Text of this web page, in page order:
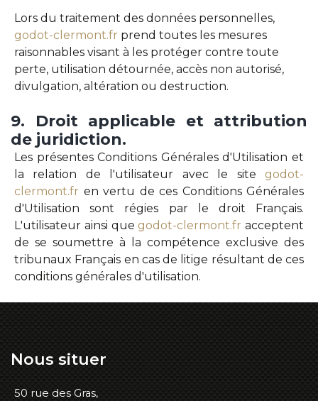
Lors du traitement des données personnelles,
godot-clermont.fr prend toutes les mesures
raisonnables visant à les protéger contre toute
perte, utilisation détournée, accès non autorisé,
divulgation, altération ou destruction.
9. Droit applicable et attribution
de juridiction.
Les présentes Conditions Générales d'Utilisation et
la relation de l'utilisateur avec le site godot-
clermont.fr en vertu de ces Conditions Générales
d'Utilisation sont régies par le droit Français.
L'utilisateur ainsi que godot-clermont.fr acceptent
de se soumettre à la compétence exclusive des
tribunaux Français en cas de litige résultant de ces
conditions générales d'utilisation.
Nous situer
50 rue des Gras,